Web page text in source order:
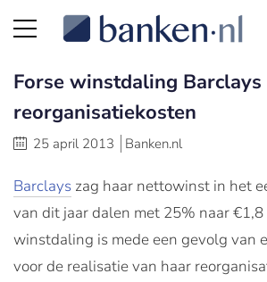
Forse winstdaling
reorganisatiekosten
25 april 2013 Banken.nl
Barclays zag haar nettowinst in het
van dit jaar dalen met 25% naar
winstdaling is mede een gevolg van
voor de realisatie van haar